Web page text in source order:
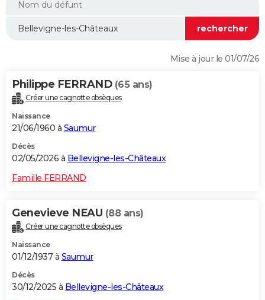
Forum
Aménagement intérieur
Extérieur
Cuisine
Salle de bains
Jardinage
Rangement
WEEK-END
Guides de France
Escapades
Patrimoine
Expositions
Musées
Week-end nature
LIFESTYLE
Alimentation
Guide de la santé
Maladies
Médicaments
Sommeil
VOYAGE
Destinations
City break
Voyage nature
Voyage de noces
Forum
Climat
+PHOTO
GUIDES D'ACHAT
BONS PLANS
CARTE DE VOEUX
Dictionnaire
Biographies
Citations
Expressions
Proverbes
PROGRAMME TV
COPAINS D'AVANT
S'inscrire
Se connecter
Lycées
Collèges
Primaires
Universités
Entreprises
Service militaire
Avis de recherche
AVIS DE DÉCÈS
Mise à jour le 01/07/26
Philippe FERRAND (65 ans)
Créer une cagnotte obsèques
Naissance
21/06/1960 à Saumur
Décès
02/05/2026 à Bellevigne-les-Châteaux
Famille FERRAND
Genevieve NEAU (88 ans)
Créer une cagnotte obsèques
Naissance
01/12/1937 à Saumur
Décès
30/12/2025 à Bellevigne-les-Châteaux